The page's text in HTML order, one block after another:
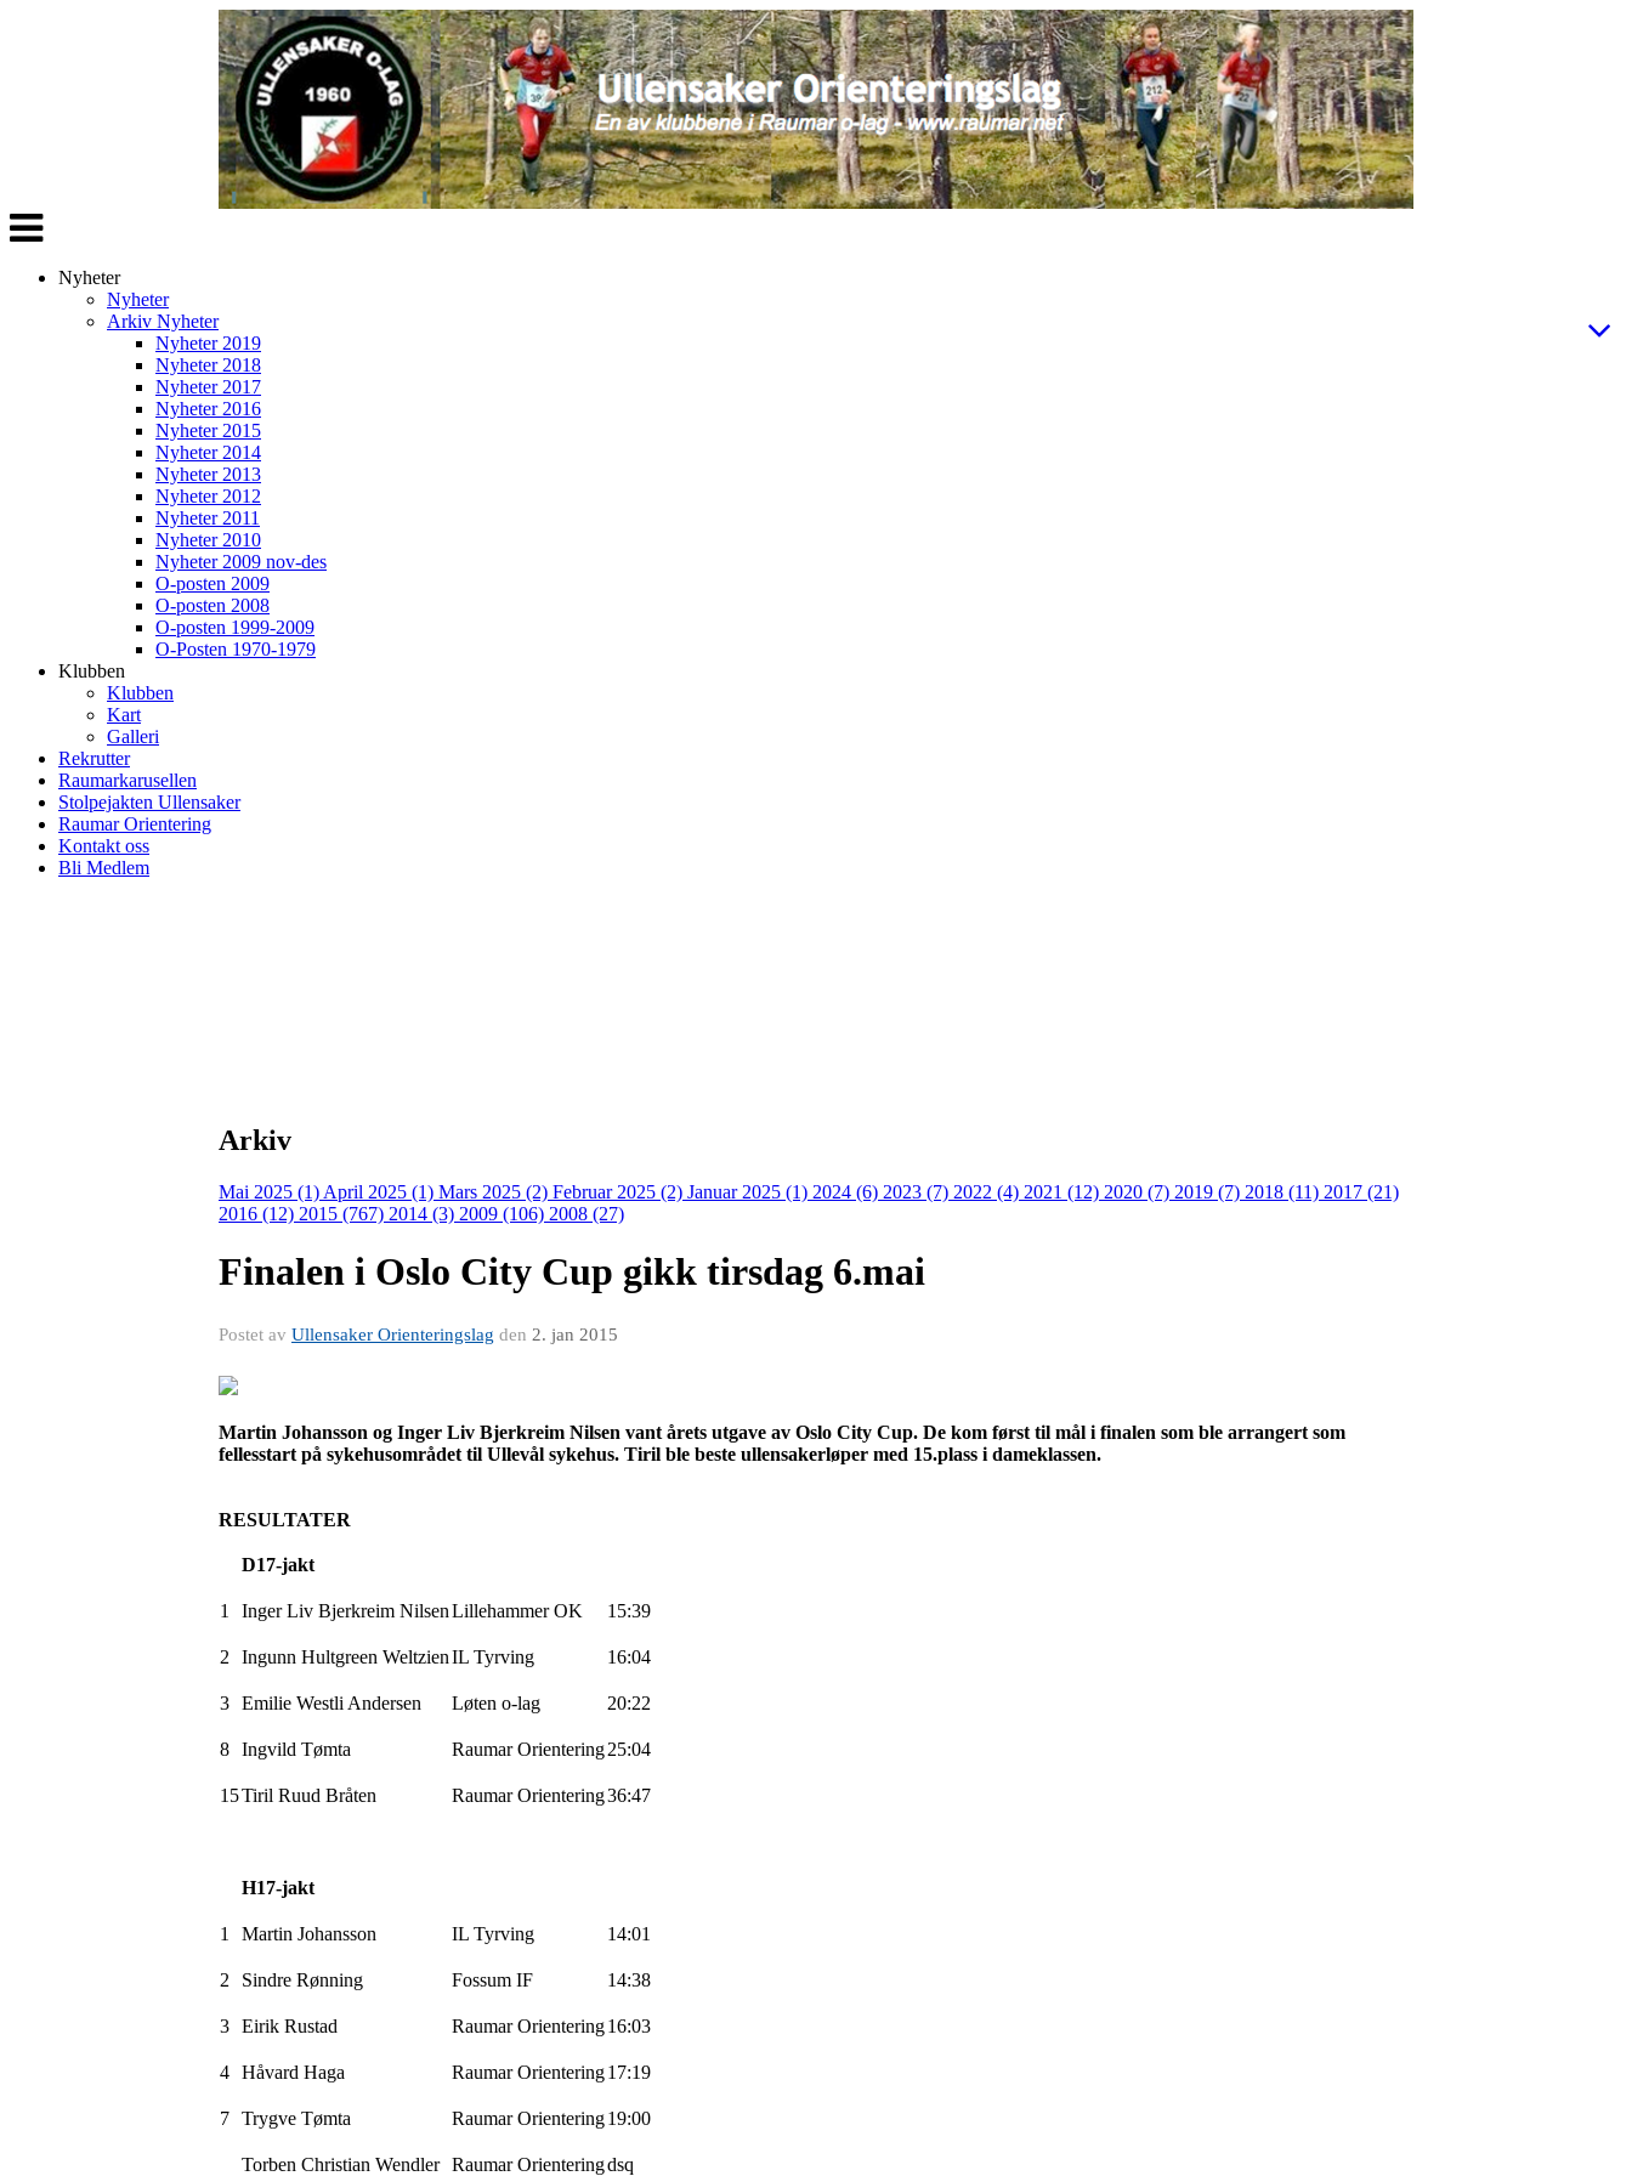
Veksle
navigasjon
Nyheter
Nyheter
Arkiv Nyheter
Nyheter 2019
Nyheter 2018
Nyheter 2017
Nyheter 2016
Nyheter 2015
Nyheter 2014
Nyheter 2013
Nyheter 2012
Nyheter 2011
Nyheter 2010
Nyheter 2009 nov-des
O-posten 2009
O-posten 2008
O-posten 1999-2009
O-Posten 1970-1979
Klubben
Klubben
Kart
Galleri
Rekrutter
Raumarkarusellen
Stolpejakten Ullensaker
Raumar Orientering
Kontakt oss
Bli Medlem
Arkiv
Mai 2025 (1) April 2025 (1) Mars 2025 (2) Februar 2025 (2) Januar 2025 (1) 2024 (6) 2023 (7) 2022 (4) 2021 (12) 2020 (7) 2019 (7) 2018 (11) 2017 (21)
2016 (12) 2015 (767) 2014 (3) 2009 (106) 2008 (27)
Finalen i Oslo City Cup gikk tirsdag 6.mai
Postet av Ullensaker Orienteringslag den 2. jan 2015
Martin Johansson og Inger Liv Bjerkreim Nilsen vant årets utgave av Oslo City Cup. De kom først til mål i finalen som ble arrangert som
fellesstart på sykehusområdet til Ullevål sykehus. Tiril ble beste ullensakerløper med 15.plass i dameklassen.
RESULTATER
D17-jakt
1 Inger Liv Bjerkreim NilsenLillehammer OK 15:39
2 Ingunn Hultgreen WeltzienIL Tyrving 16:04
3 Emilie Westli Andersen Løten o-lag 20:22
8 Ingvild Tømta RaumarOrientering25:04
15Tiril Ruud Bråten RaumarOrientering36:47
H17-jakt
1 Martin Johansson IL Tyrving 14:01
2 Sindre Rønning Fossum IF 14:38
3 Eirik Rustad RaumarOrientering16:03
4 Håvard Haga RaumarOrientering17:19
7 Trygve Tømta RaumarOrientering19:00
Torben Christian Wendler RaumarOrienteringdsq